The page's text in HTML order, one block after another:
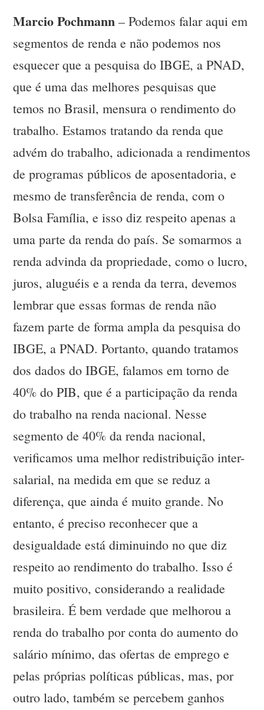
Marcio Pochmann – Podemos falar aqui em
segmentos de renda e não podemos nos
esquecer que a pesquisa do IBGE, a PNAD,
que é uma das melhores pesquisas que
temos no Brasil, mensura o rendimento do
trabalho. Estamos tratando da renda que
advém do trabalho, adicionada a rendimentos
de programas públicos de aposentadoria, e
mesmo de transferência de renda, com o
Bolsa Família, e isso diz respeito apenas a
uma parte da renda do país. Se somarmos a
renda advinda da propriedade, como o lucro,
juros, aluguéis e a renda da terra, devemos
lembrar que essas formas de renda não
fazem parte de forma ampla da pesquisa do
IBGE, a PNAD. Portanto, quando tratamos
dos dados do IBGE, falamos em torno de
40% do PIB, que é a participação da renda
do trabalho na renda nacional. Nesse
segmento de 40% da renda nacional,
verificamos uma melhor redistribuição inter-
salarial, na medida em que se reduz a
diferença, que ainda é muito grande. No
entanto, é preciso reconhecer que a
desigualdade está diminuindo no que diz
respeito ao rendimento do trabalho. Isso é
muito positivo, considerando a realidade
brasileira. É bem verdade que melhorou a
renda do trabalho por conta do aumento do
salário mínimo, das ofertas de emprego e
pelas próprias políticas públicas, mas, por
outro lado, também se percebem ganhos